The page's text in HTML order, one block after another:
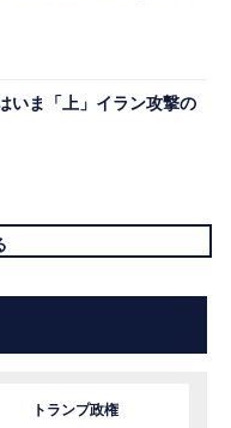
いま「上」イラン攻撃の
トランプ政権